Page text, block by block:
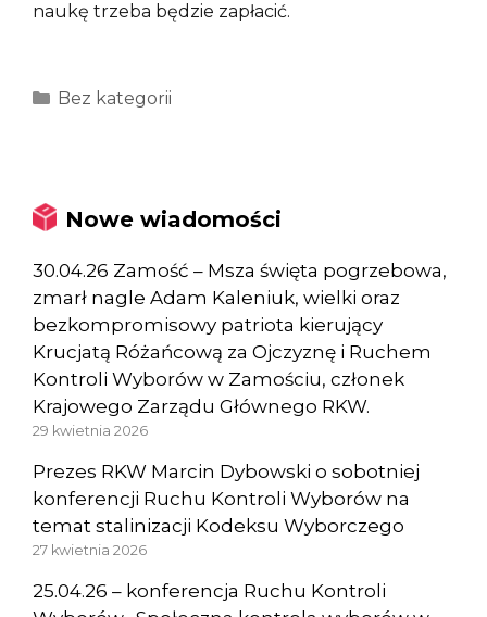
naukę trzeba będzie zapłacić.
Kategorie
Bez kategorii
Nowe wiadomości
30.04.26 Zamość – Msza święta pogrzebowa,
zmarł nagle Adam Kaleniuk, wielki oraz
bezkompromisowy patriota kierujący
Krucjatą Różańcową za Ojczyznę i Ruchem
Kontroli Wyborów w Zamościu, członek
Krajowego Zarządu Głównego RKW.
29 kwietnia 2026
Prezes RKW Marcin Dybowski o sobotniej
konferencji Ruchu Kontroli Wyborów na
temat stalinizacji Kodeksu Wyborczego
27 kwietnia 2026
25.04.26 – konferencja Ruchu Kontroli